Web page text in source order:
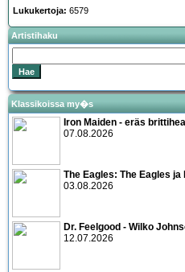
Lukukertoja: 6579
Artistihaku
Klassikoissa my�s
Iron Maiden - eräs
07.08.2026
The Eagles: The Eagles ja
03.08.2026
Dr. Feelgood - Wilko
12.07.2026